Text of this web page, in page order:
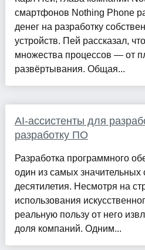
смартфонов Nothing Phone
денег на разработку
устройств. Пей рассказал,
множества процессов — от
развёртывания. Общая...
AI-ассистенты для
разработку ПО
Разработка программного
один из самых значительных
десятилетия. Несмотря на
использования
реальную пользу от него
доля компаний. Одним...